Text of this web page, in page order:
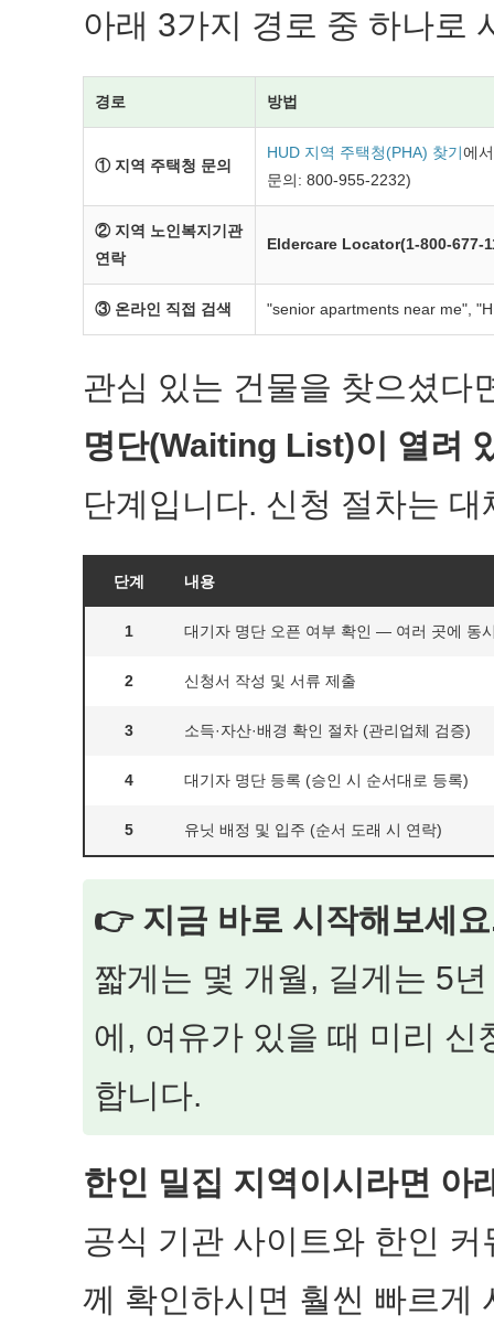
아래 3가지 경로 중 하나로
경로 방법
① 지역 주택청 문의
HUD 지역 주택청(PHA) 찾기에
문의: 800-955-2232)
② 지역 노인복지기관
연락
Eldercare Locator(1-800-677-
③ 온라인 직접 검색 "senior apartments near me",
관심 있는 건물을 찾으셨다
명단(Waiting List)이 열려
단계입니다. 신청 절차는
단계 내용
1 대기자 명단 오픈 여부 확인 — 여러 곳에 동
2 신청서 작성 및 서류 제출
3 소득·자산·배경 확인 절차 (관리업체 검증)
4 대기자 명단 등록 (승인 시 순서대로 등록)
5 유닛 배정 및 입주 (순서 도래 시 연락)
👉 지금 바로 시작해보세
짧게는 몇 개월, 길게는 5
에, 여유가 있을 때 미리
합니다.
한인 밀집 지역이시라면 아
공식 기관 사이트와 한인
께 확인하시면 훨씬 빠르게